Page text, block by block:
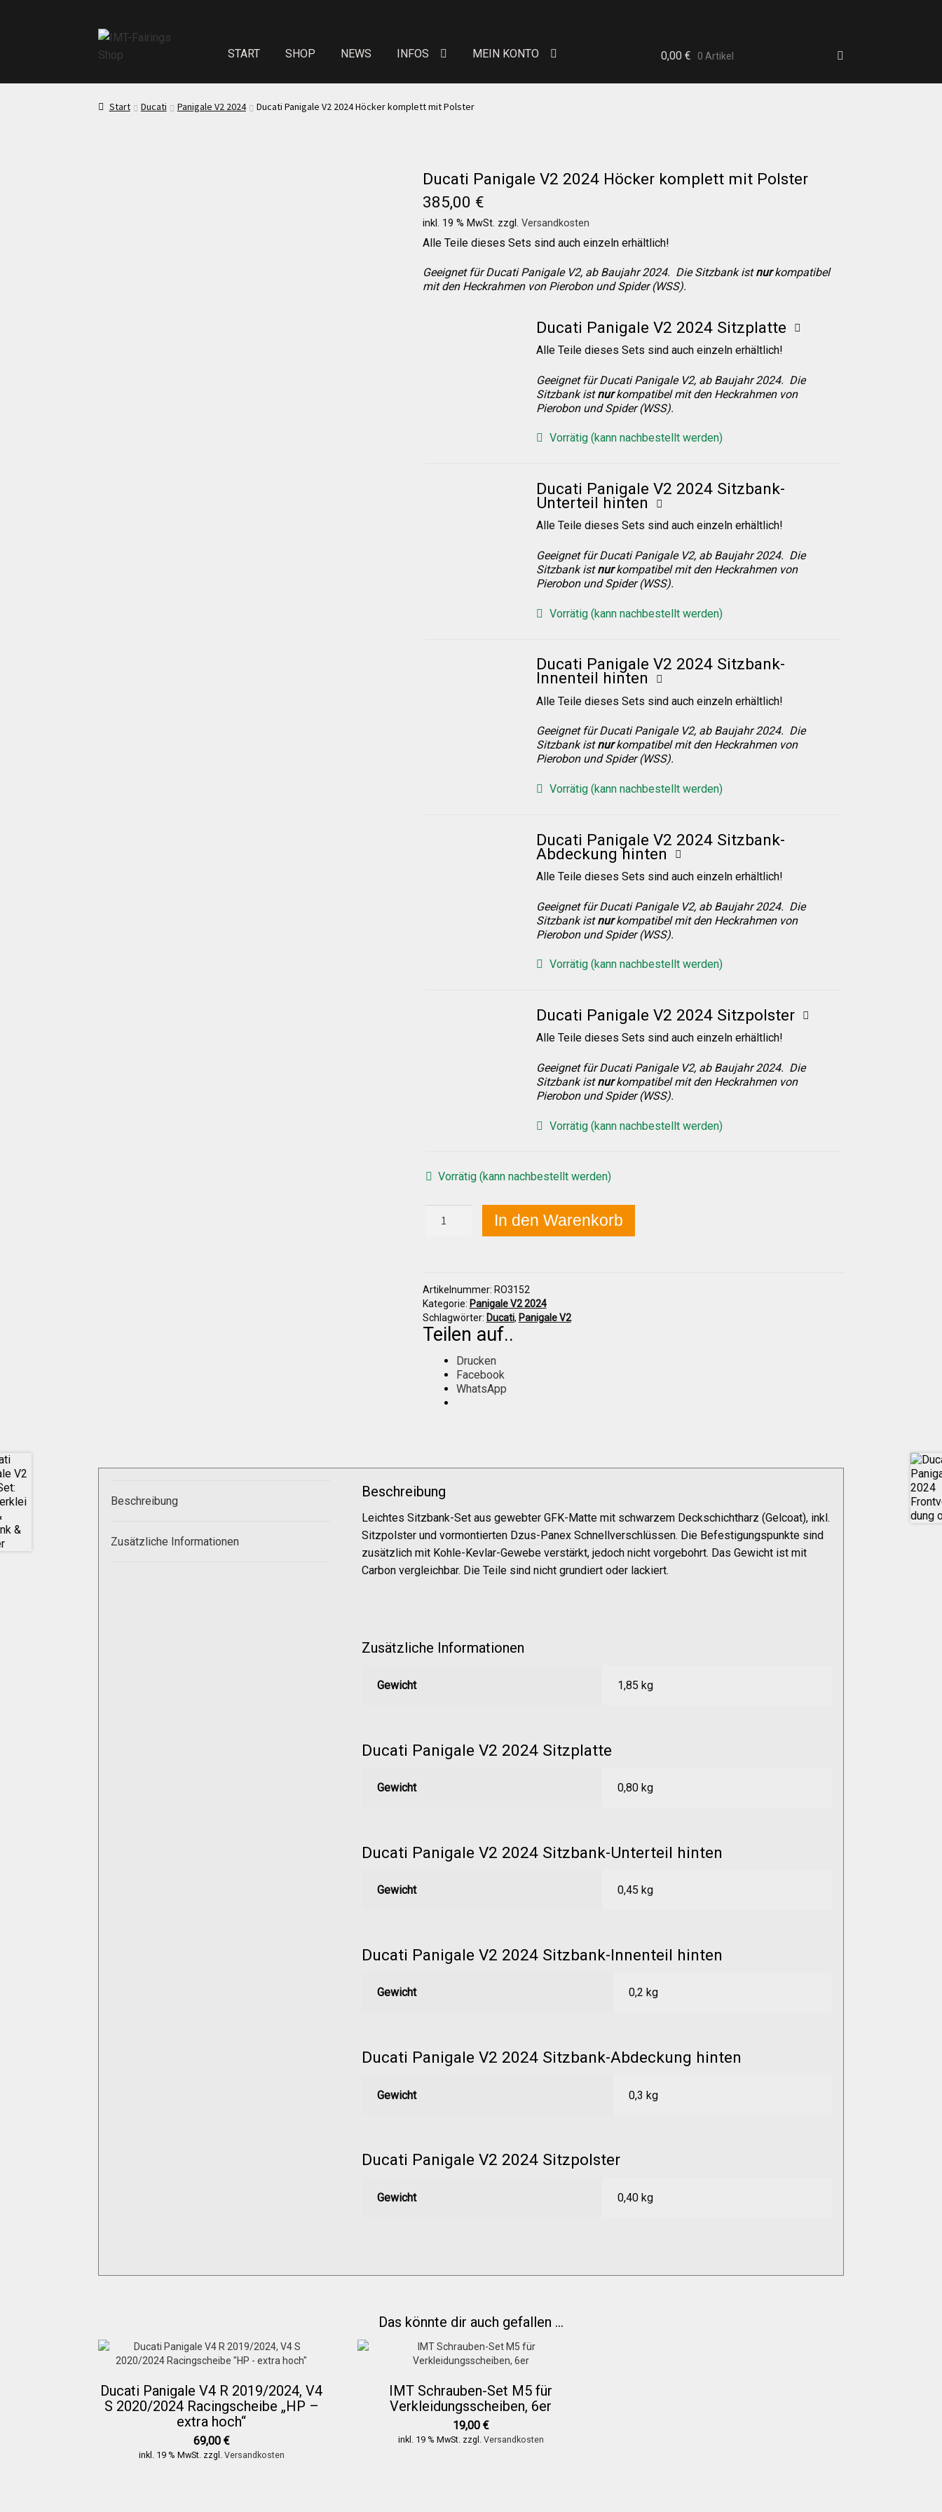
START SHOP NEWS INFOS MEIN KONTO
Allgemeine Geschäftsbedingungen FAQs
Widerruf Datenschutzerklärung
0,00 € 0 Artikel
Start Ducati Panigale V2 2024 Ducati Panigale V2 2024 Höcker komplett mit Polster
Ducati Panigale V2 2024 Höcker komplett mit Polster
385,00 €
inkl. 19 % MwSt. zzgl. Versandkosten
Alle Teile dieses Sets sind auch einzeln erhältlich!
Geeignet für Ducati Panigale V2, ab Baujahr 2024. Die Sitzbank istnurkompatibel
mit den Heckrahmen von Pierobon und Spider (WSS).
Ducati Panigale V2 2024 Sitzplatte
Alle Teile dieses Sets sind auch einzeln erhältlich!
Geeignet für Ducati Panigale V2, ab Baujahr 2024. Die
Sitzbank istnurkompatibel mit den Heckrahmen von
Pierobon und Spider (WSS).
Vorrätig (kann nachbestellt werden)
Ducati Panigale V2 2024 Sitzbank-
Unterteil hinten
Alle Teile dieses Sets sind auch einzeln erhältlich!
Geeignet für Ducati Panigale V2, ab Baujahr 2024. Die
Sitzbank istnurkompatibel mit den Heckrahmen von
Pierobon und Spider (WSS).
Vorrätig (kann nachbestellt werden)
Ducati Panigale V2 2024 Sitzbank-
Innenteil hinten
Alle Teile dieses Sets sind auch einzeln erhältlich!
Geeignet für Ducati Panigale V2, ab Baujahr 2024. Die
Sitzbank istnurkompatibel mit den Heckrahmen von
Pierobon und Spider (WSS).
Vorrätig (kann nachbestellt werden)
Ducati Panigale V2 2024 Sitzbank-
Abdeckung hinten
Alle Teile dieses Sets sind auch einzeln erhältlich!
Geeignet für Ducati Panigale V2, ab Baujahr 2024. Die
Sitzbank istnurkompatibel mit den Heckrahmen von
Pierobon und Spider (WSS).
Vorrätig (kann nachbestellt werden)
Ducati Panigale V2 2024 Sitzpolster
Alle Teile dieses Sets sind auch einzeln erhältlich!
Geeignet für Ducati Panigale V2, ab Baujahr 2024. Die
Sitzbank istnurkompatibel mit den Heckrahmen von
Pierobon und Spider (WSS).
Vorrätig (kann nachbestellt werden)
Vorrätig (kann nachbestellt werden)
Panigale
mit
Polster
Menge
In den Warenkorb
Artikelnummer: RO3152
Kategorie: Panigale V2 2024
Schlagwörter: Ducati, Panigale V2
Teilen auf..
Drucken
Facebook
WhatsApp
Beschreibung
Zusätzliche Informationen
Beschreibung
Leichtes Sitzbank-Set aus gewebter GFK-Matte mit schwarzem Deckschichtharz (Gelcoat), inkl.
Sitzpolster und vormontierten Dzus-Panex Schnellverschlüssen. Die Befestigungspunkte sind
zusätzlich mit Kohle-Kevlar-Gewebe verstärkt, jedoch nicht vorgebohrt. Das Gewicht ist mit
Carbon vergleichbar. Die Teile sind nicht grundiert oder lackiert.
Zusätzliche Informationen
Gewicht 1,85 kg
Ducati Panigale V2 2024 Sitzplatte
Gewicht 0,80 kg
Ducati Panigale V2 2024 Sitzbank-Unterteil hinten
Gewicht 0,45 kg
Ducati Panigale V2 2024 Sitzbank-Innenteil hinten
Gewicht 0,2 kg
Ducati Panigale V2 2024 Sitzbank-Abdeckung hinten
Gewicht 0,3 kg
Ducati Panigale V2 2024 Sitzpolster
Gewicht 0,40 kg
Das könnte dir auch gefallen …
Ducati Panigale V4 R 2019/2024, V4
S 2020/2024 Racingscheibe „HP –
extra hoch“
69,00€
inkl. 19 % MwSt. zzgl. Versandkosten
IMT Schrauben-Set M5 für
Verkleidungsscheiben, 6er
19,00€
inkl. 19 % MwSt. zzgl. Versandkosten